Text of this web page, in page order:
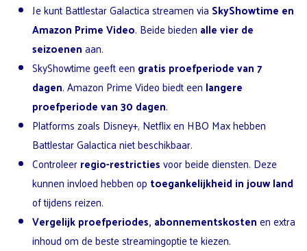
Je kunt Battlestar Galactica streamen via SkyShowtime en
Amazon Prime Video. Beide bieden alle vier de
seizoenenaan.
SkyShowtime geeft een gratis proefperiode van 7
dagen. Amazon Prime Video biedt een langere
proefperiode van 30 dagen.
Platforms zoals Disney+, Netflix en HBO Max hebben
Battlestar Galactica niet beschikbaar.
Controleerregio-restrictiesvoor beide diensten. Deze
kunnen invloed hebben op toegankelijkheid in jouw land
of tijdens reizen.
Vergelijk proefperiodes, abonnementskostenen extra
inhoud om de beste streamingoptie te kiezen.